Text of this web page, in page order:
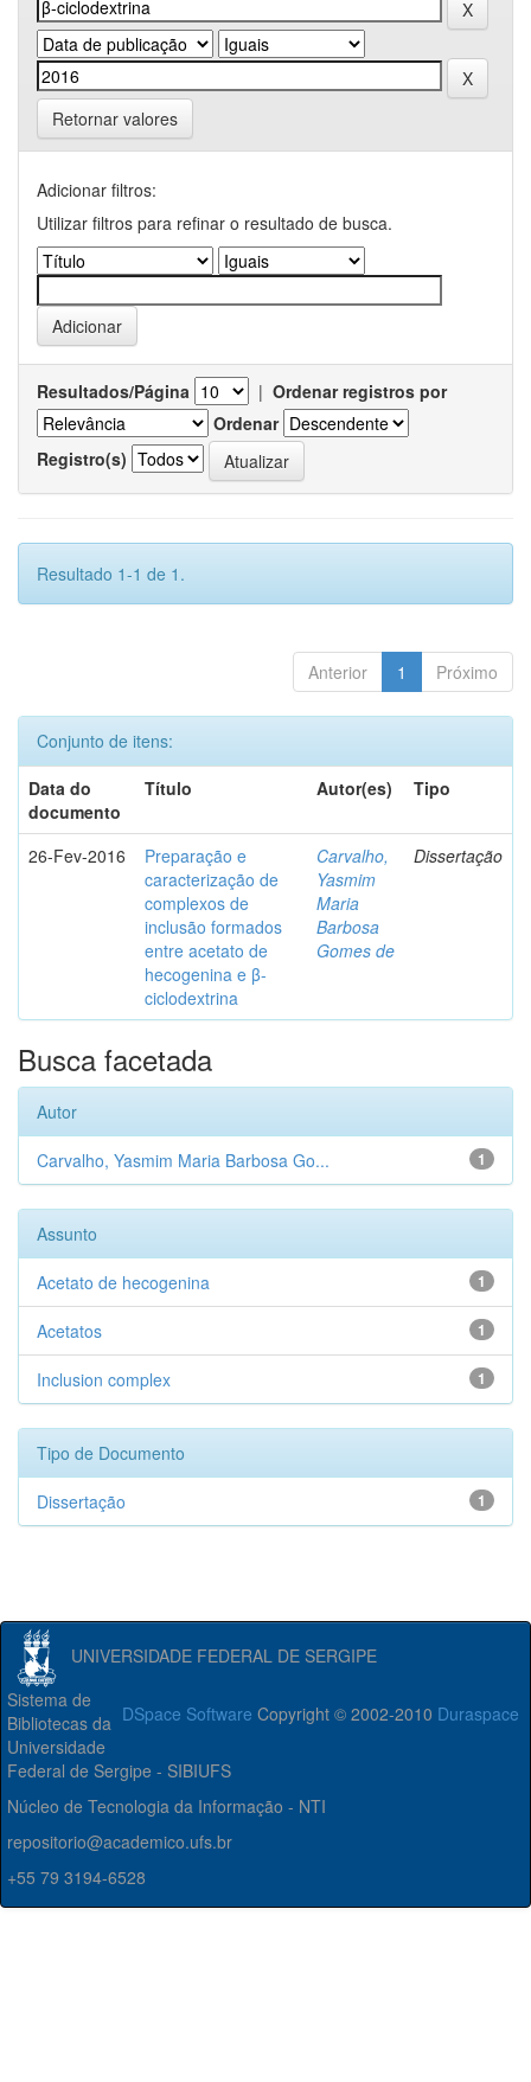
Retornar valores
Adicionar filtros:
Utilizar filtros para refinar o resultado de busca.
Resultados/Página | Ordenar registros por
Ordenar
Registro(s)
Resultado 1-1 de 1.
Anterior 1 Próximo
Conjunto de itens:
Data do
documento
Título Autor(es) Tipo
26-Fev-2016
Preparação e
caracterização de
complexos de
inclusão formados
entre acetato de
hecogenina e β-
ciclodextrina
Carvalho,
Yasmim
Maria
Barbosa
Gomes de
Dissertação
Busca facetada
Autor
1
Carvalho, Yasmim Maria Barbosa Go...
Assunto
1
Acetato de hecogenina
1
Acetatos
1
Inclusion complex
Tipo de Documento
1
Dissertação
UNIVERSIDADE FEDERAL DE SERGIPE
DSpace Software Copyright © 2002-2010 Duraspace
Sistema de
Bibliotecas da
Universidade
Federal de Sergipe - SIBIUFS
Núcleo de Tecnologia da Informação - NTI
repositorio@academico.ufs.br
+55 79 3194-6528